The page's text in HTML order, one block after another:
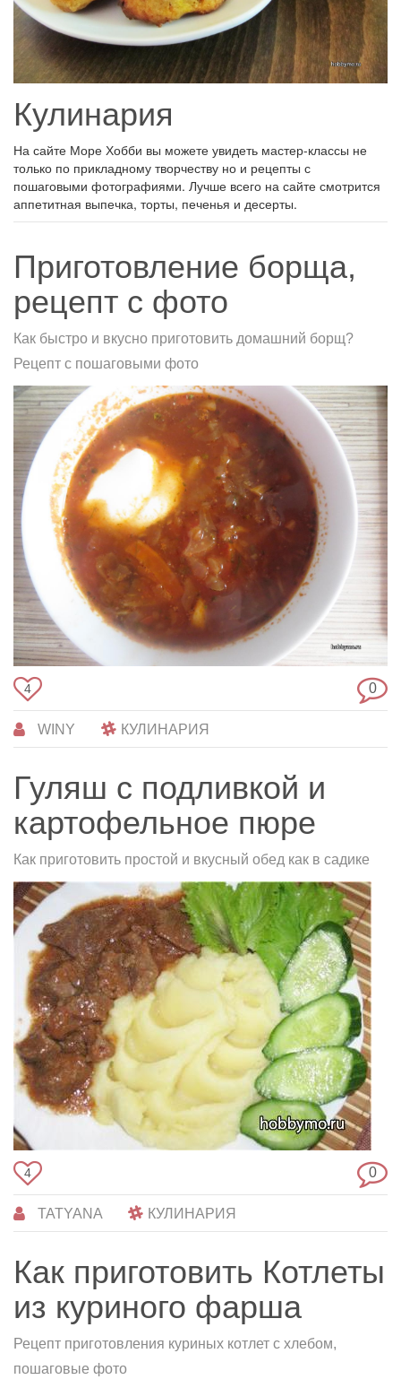
Кулинария
На сайте Море Хобби вы можете увидеть мастер-классы не
только по прикладному творчеству но и рецепты с
пошаговыми фотографиями. Лучше всего на сайте смотрится
аппетитная выпечка, торты, печенья и десерты.
Приготовление борща,
рецепт с фото
Как быстро и вкусно приготовить домашний борщ?
Рецепт с пошаговыми фото
4 0
WINY КУЛИНАРИЯ
Гуляш с подливкой и
картофельное пюре
Как приготовить простой и вкусный обед как в садике
4 0
TATYANA КУЛИНАРИЯ
Как приготовить Котлеты
из куриного фарша
Рецепт приготовления куриных котлет с хлебом,
пошаговые фото